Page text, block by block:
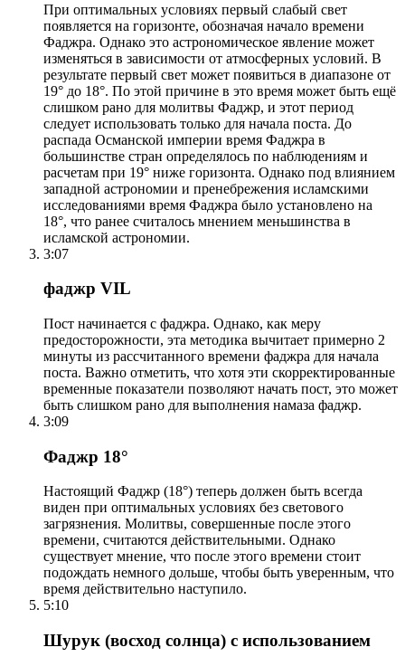
При оптимальных условиях первый слабый свет
появляется на горизонте, обозначая начало времени
Фаджра. Однако это астрономическое явление может
изменяться в зависимости от атмосферных условий. В
результате первый свет может появиться в диапазоне от
19° до 18°. По этой причине в это время может быть ещё
слишком рано для молитвы Фаджр, и этот период
следует использовать только для начала поста. До
распада Османской империи время Фаджра в
большинстве стран определялось по наблюдениям и
расчетам при 19° ниже горизонта. Однако под влиянием
западной астрономии и пренебрежения исламскими
исследованиями время Фаджра было установлено на
18°, что ранее считалось мнением меньшинства в
исламской астрономии.
3:07
фаджр VIL
Пост начинается с фаджра. Однако, как меру
предосторожности, эта методика вычитает примерно 2
минуты из рассчитанного времени фаджра для начала
поста. Важно отметить, что хотя эти скорректированные
временные показатели позволяют начать пост, это может
быть слишком рано для выполнения намаза фаджр.
3:09
Фаджр 18°
Настоящий Фаджр (18°) теперь должен быть всегда
виден при оптимальных условиях без светового
загрязнения. Молитвы, совершенные после этого
времени, считаются действительными. Однако
существует мнение, что после этого времени стоит
подождать немного дольше, чтобы быть уверенным, что
время действительно наступило.
5:10
Шурук (восход солнца) с использованием